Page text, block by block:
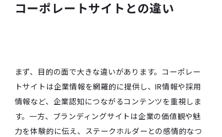
コーポレートサイトとの違い
まず、目的の面で大きな違いがあります。コーポレー
トサイトは企業情報を網羅的に提供し、IR情報や採用
情報など、企業認知につながるコンテンツを重視しま
す。一方、ブランディングサイトは企業の価値観や魅
力を体験的に伝え、ステークホルダーとの感情的なつ